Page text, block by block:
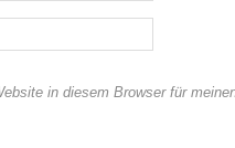
in diesem Browser für